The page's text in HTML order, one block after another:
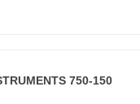
750-150